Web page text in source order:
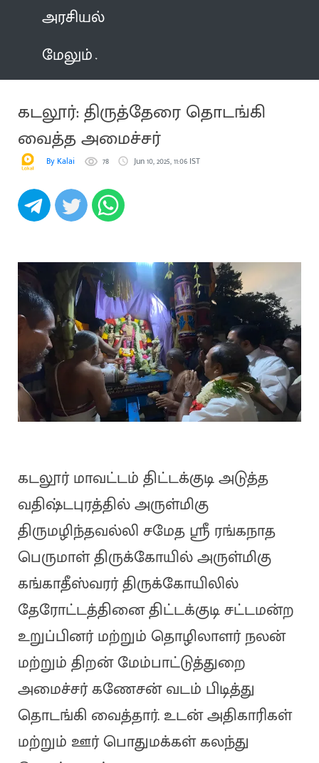
அரசியல்
மேலும்
கடலூர்: திருத்தேரை தொடங்கி
வைத்த அமைச்சர்
By Kalai 78 Jun 10, 2025, 11:06 IST
கடலூர் மாவட்டம் திட்டக்குடி அடுத்த
வதிஷ்டபுரத்தில் அருள்மிகு
திருமழிந்தவல்லி சமேத ஸ்ரீ ரங்கநாத
பெருமாள் திருக்கோயில் அருள்மிகு
கங்காதீஸ்வரர் திருக்கோயிலில்
தேரோட்டத்தினை திட்டக்குடி சட்டமன்ற
உறுப்பினர் மற்றும் தொழிலாளர் நலன்
மற்றும் திறன் மேம்பாட்டுத்துறை
அமைச்சர் கணேசன் வடம் பிடித்து
தொடங்கி வைத்தார். உடன் அதிகாரிகள்
மற்றும் ஊர் பொதுமக்கள் கலந்து